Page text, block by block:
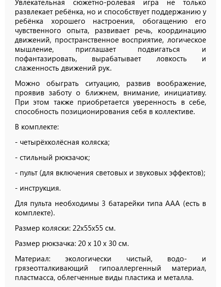
Увлекательная сюжетно-ролевая игра не только
развлекает ребёнка, но и способствует поддержанию у
ребёнка хорошего настроения, обогащению его
чувственного опыта, развивает речь, координацию
движений, пространственное восприятие, логическое
мышление, приглашает подвигаться и
пофантазировать, вырабатывает ловкость и
слаженность движений рук.
Можно обыграть ситуацию, развив воображение,
проявив заботу о ближнем, внимание, инициативу.
При этом также приобретается уверенность в себе,
способность позиционирования себя в коллективе.
В комплекте:
- четырёхколёсная коляска;
- стильный рюкзачок;
- пульт (для включения световых и звуковых эффектов);
- инструкция.
Для пульта необходимы 3 батарейки типа ААА (есть в
комплекте).
Размер коляски: 22х55х55 см.
Размер рюкзачка: 20 х 10 х 30 см.
Материал: экологически чистый, водо- и
грязеотталкивающий гипоаллергенный материал,
пластмасса, облегченные виды пластика и металла.